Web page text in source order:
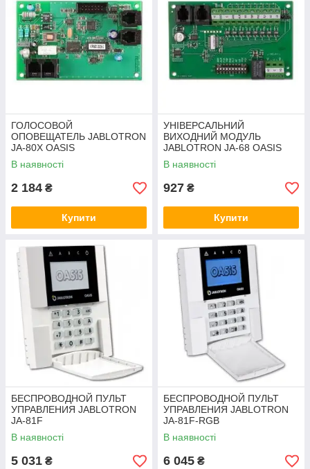
ГОЛОСОВОЙ
ОПОВЕЩАТЕЛЬ JABLOTRON
JA-80X OASIS
В наявності
2 184 ₴
Купити
УНІВЕРСАЛЬНИЙ
ВИХОДНИЙ МОДУЛЬ
JABLOTRON JA-68 OASIS
В наявності
927 ₴
Купити
БЕСПРОВОДНОЙ ПУЛЬТ
УПРАВЛЕНИЯ JABLOTRON
JA-81F
В наявності
5 031 ₴
БЕСПРОВОДНОЙ ПУЛЬТ
УПРАВЛЕНИЯ JABLOTRON
JA-81F-RGB
В наявності
6 045 ₴